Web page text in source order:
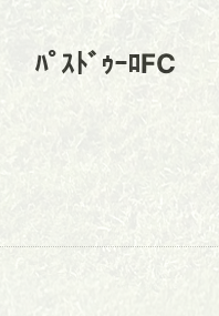
ﾊﾟｽﾄﾞｩｰﾛFC